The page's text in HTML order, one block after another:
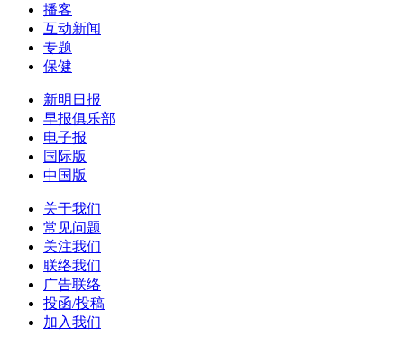
播客
互动新闻
专题
保健
新明日报
早报俱乐部
电子报
国际版
中国版
关于我们
常见问题
关注我们
联络我们
广告联络
投函/投稿
加入我们